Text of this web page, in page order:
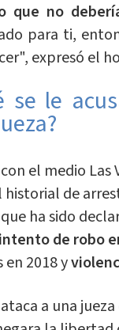
que no
para ti,
expresó el
se le
el medio Las
historial de
ha sido
intento de robo
2018 y
a una